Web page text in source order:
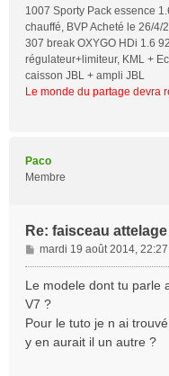
1007 Sporty Pack essence
chauffé, BVP Acheté le 26/4/
307 break OXYGO HDi 1.6
régulateur+limiteur, KML +
caisson JBL + ampli JBL
Le monde du partage devra
Paco
Membre
Re: faisceau
M
e
s
s
g
e
mardi 19 août 2014,
Le modele dont tu parle
V7 ?
Pour le tuto je n ai
y en aurait il un autre ?